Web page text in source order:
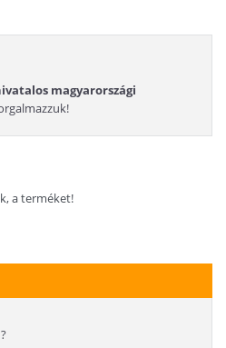
magyarországi
a terméket!